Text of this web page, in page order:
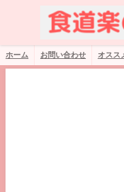
ホーム お問い合わせ オスス